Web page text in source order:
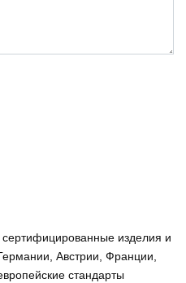
изделия и
Австрии, Франции,
стандарты